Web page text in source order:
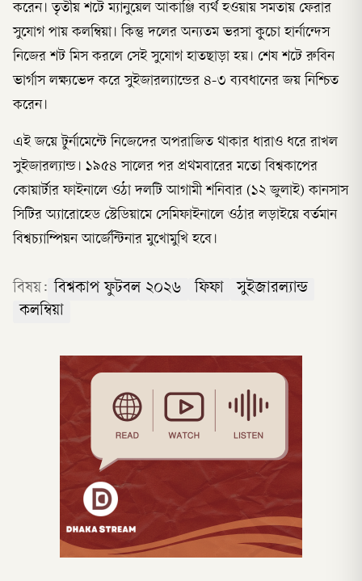
করেন। তৃতীয় শটে ম্যানুয়েল আকাঞ্জি ব্যর্থ হওয়ায় সমতায় ফেরার
সুযোগ পায় কলম্বিয়া। কিন্তু দলের অন্যতম ভরসা কুচো হার্নান্দেস
নিজের শট মিস করলে সেই সুযোগ হাতছাড়া হয়। শেষ শটে রুবিন
ভার্গাস লক্ষ্যভেদ করে সুইজারল্যান্ডের ৪-৩ ব্যবধানের জয় নিশ্চিত
করেন।
এই জয়ে টুর্নামেন্টে নিজেদের অপরাজিত থাকার ধারাও ধরে রাখল
সুইজারল্যান্ড। ১৯৫৪ সালের পর প্রথমবারের মতো বিশ্বকাপের
কোয়ার্টার ফাইনালে ওঠা দলটি আগামী শনিবার (১২ জুলাই) কানসাস
সিটির অ্যারোহেড স্টেডিয়ামে সেমিফাইনালে ওঠার লড়াইয়ে বর্তমান
বিশ্বচ্যাম্পিয়ন আর্জেন্টিনার মুখোমুখি হবে।
বিষয়: বিশ্বকাপ ফুটবল ২০২৬ ফিফা
সুইজারল্যান্ড
কলম্বিয়া